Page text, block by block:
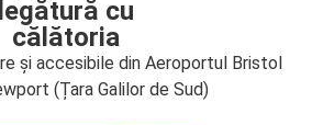
legătură cu
călătoria
și accesibile din Aeroportul Bristol
(Țara Galilor de Sud)